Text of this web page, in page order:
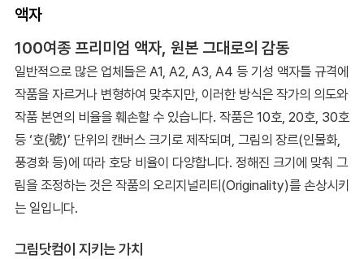
액자
100여종 프리미엄 액자, 원본 그대로의 감동
일반적으로 많은 업체들은 A1, A2, A3, A4 등 기성 액자틀 규격에
작품을 자르거나 변형하여 맞추지만, 이러한 방식은 작가의 의도와
작품 본연의 비율을 훼손할 수 있습니다. 작품은 10호, 20호, 30호
등 ‘호(號)’ 단위의 캔버스 크기로 제작되며, 그림의 장르(인물화,
풍경화 등)에 따라 호당 비율이 다양합니다. 정해진 크기에 맞춰 그
림을 조정하는 것은 작품의 오리지널리티(Originality)를 손상시키
는 일입니다.
그림닷컴이 지키는 가치